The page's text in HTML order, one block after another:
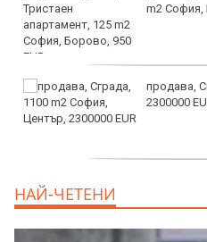
m2 София,
продава,
2300000
НАЙ-ЧЕТЕНИ